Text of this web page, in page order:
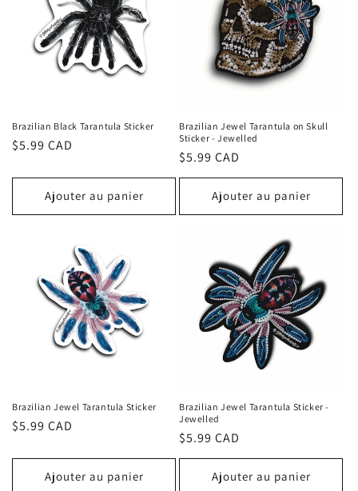
Brazilian Black Tarantula Sticker
Prix
$5.99 CAD
Ajouter au panier
Brazilian Jewel Tarantula on Skull
Sticker - Jewelled
Prix
habituel
$5.99 CAD
Ajouter au panier
Brazilian Jewel Tarantula Sticker
Prix
$5.99 CAD
Ajouter au panier
Brazilian Jewel Tarantula Sticker -
Jewelled
Prix
habituel
$5.99 CAD
Ajouter au panier